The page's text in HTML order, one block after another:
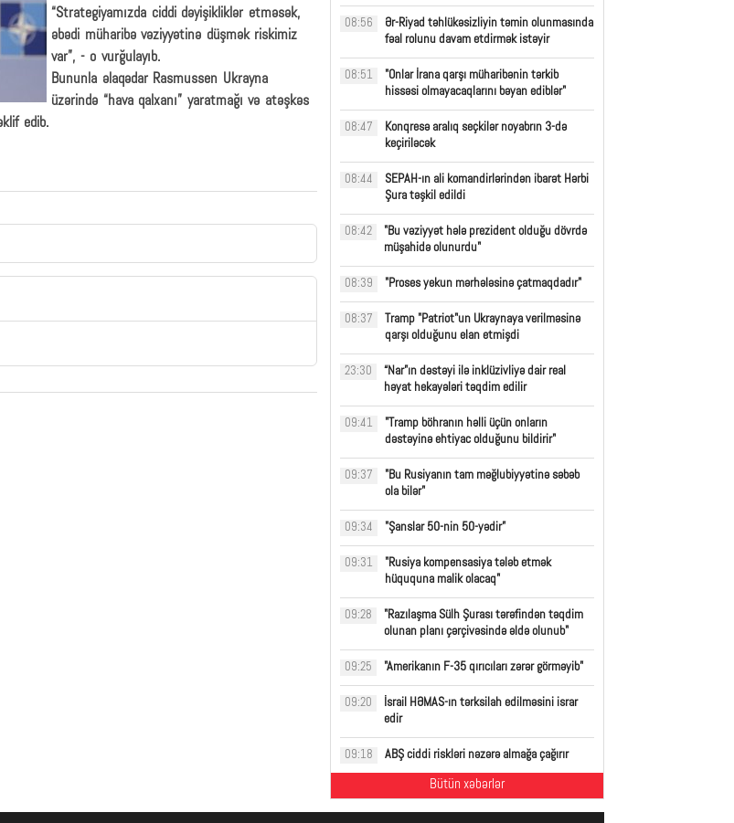
“Strategiyamızda ciddi dəyişikliklər etməsək,
əbədi müharibə vəziyyətinə düşmək riskimiz
var”, - o vurğulayıb.
Bununla əlaqədar Rasmussen Ukrayna
üzərində “hava qalxanı” yaratmağı və atəşkəs
edib.
08:56
Ər-Riyad təhlükəsizliyin təmin olunmasında
fəal rolunu davam etdirmək istəyir
08:51
"Onlar İrana qarşı müharibənin tərkib
hissəsi olmayacaqlarını bəyan ediblər"
08:47
Konqresə aralıq seçkilər noyabrın 3-də
keçiriləcək
08:44
SEPAH-ın ali komandirlərindən ibarət Hərbi
Şura təşkil edildi
08:42
"Bu vəziyyət hələ prezident olduğu dövrdə
müşahidə olunurdu"
08:39 "Proses yekun mərhələsinə çatmaqdadır"
08:37
Tramp "Patriot"un Ukraynaya verilməsinə
qarşı olduğunu elan etmişdi
23:30
“Nar”ın dəstəyi ilə inklüzivliyə dair real
həyat hekayələri təqdim edilir
09:41
"Tramp böhranın həlli üçün onların
dəstəyinə ehtiyac olduğunu bildirir"
09:37
"Bu Rusiyanın tam məğlubiyyətinə səbəb
ola bilər"
09:34 "Şanslar 50-nin 50-yədir”
09:31
"Rusiya kompensasiya tələb etmək
hüququna malik olacaq"
09:28
"Razılaşma Sülh Şurası tərəfindən təqdim
olunan planı çərçivəsində əldə olunub"
09:25 "Amerikanın F-35 qırıcıları zərər görməyib"
09:20
İsrail HƏMAS-ın tərksilah edilməsini israr
edir
09:18 ABŞ ciddi riskləri nəzərə almağa çağırır
Bütün xəbərlər